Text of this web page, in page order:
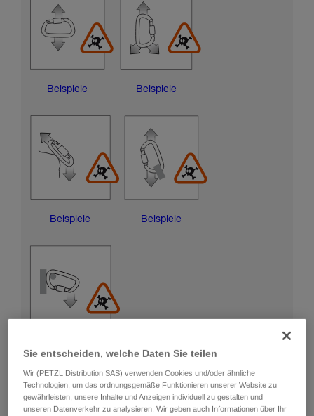
Beispiele Beispiele
Beispiele Beispiele
Beispiele
RISIKEN DER BESCHÄDIGUNG DER
VERRIEGELUNGSHÜLSE
Sie entscheiden, welche Daten Sie teilen
Wir (PETZL Distribution SAS) verwenden Cookies und/oder ähnliche
Technologien, um das ordnungsgemäße Funktionieren unserer Website zu
gewährleisten, unsere Inhalte und Anzeigen individuell zu gestalten und
unseren Datenverkehr zu analysieren. Wir geben auch Informationen über Ihr